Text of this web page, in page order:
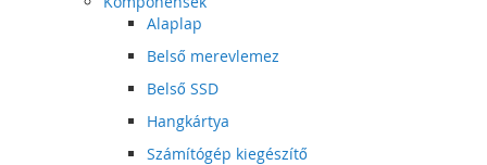
Alaplap
Belső merevlemez
Belső SSD
Hangkártya
Számítógép kiegészítő